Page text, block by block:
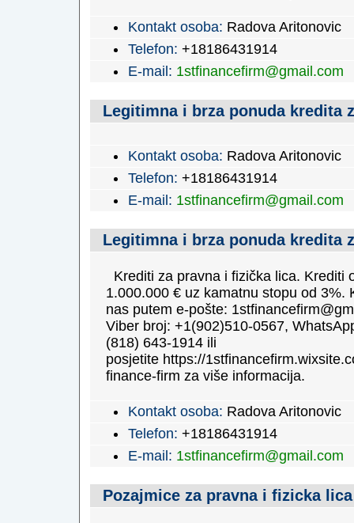
Kontakt osoba: Radova Aritonovic
Telefon: +18186431914
E-mail: 1stfinancefirm@gmail.com
Legitimna i brza ponuda kredita
Kontakt osoba: Radova Aritonovic
Telefon: +18186431914
E-mail: 1stfinancefirm@gmail.com
Legitimna i brza ponuda kredita
Krediti za pravna i fizička lica. Krediti
1.000.000 € uz kamatnu stopu od 3%.
nas putem e-pošte:
Viber broj: +1(902)510-0567,
(818) 643-1914 ili
posjetite https://
finance-firm za više informacija.
Kontakt osoba: Radova Aritonovic
Telefon: +18186431914
E-mail: 1stfinancefirm@gmail.com
Pozajmice za pravna i fizicka lica